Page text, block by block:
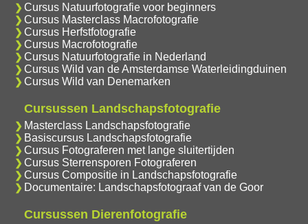
Cursus Natuurfotografie voor beginners
Cursus Masterclass Macrofotografie
Cursus Herfstfotografie
Cursus Macrofotografie
Cursus Natuurfotografie in Nederland
Cursus Wild van de Amsterdamse Waterleidingduinen
Cursus Wild van Denemarken
Cursussen Landschapsfotografie
Masterclass Landschapsfotografie
Basiscursus Landschapsfotografie
Cursus Fotograferen met lange sluitertijden
Cursus Sterrensporen Fotograferen
Cursus Compositie in Landschapsfotografie
Documentaire: Landschapsfotograaf van de Goor
Cursussen Dierenfotografie